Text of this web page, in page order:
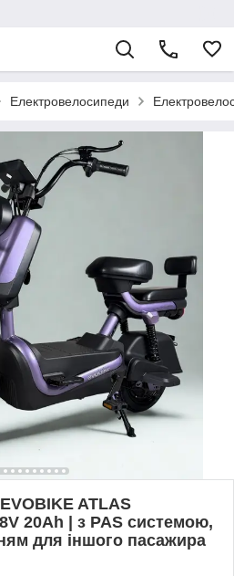
Електровелосипеди
ATLAS
20Ah | з PAS системою,
для іншого пасажира